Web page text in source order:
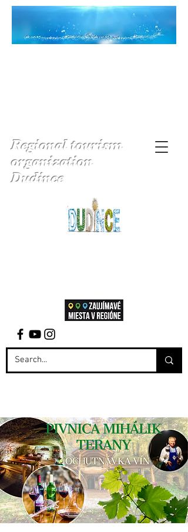
Regional tourism
organization
Dudince